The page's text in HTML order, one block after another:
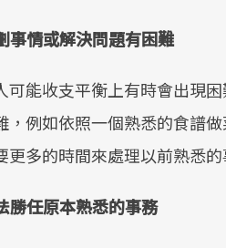
事情或解決問題有困難
可能收支平衡上有時會出現
，例如依照一個熟悉的食譜
更多的時間來處理以前熟悉的
勝任原本熟悉的事務